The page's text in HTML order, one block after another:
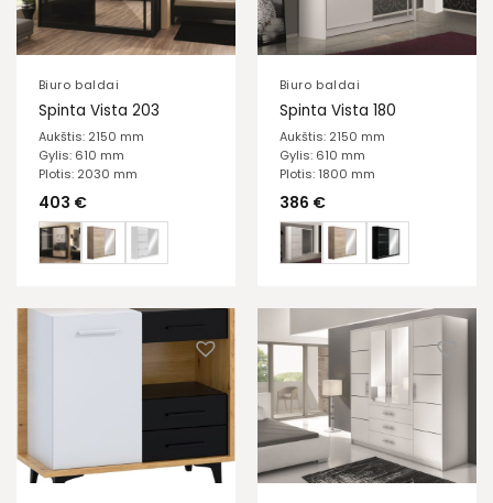
Biuro baldai
Spinta Vista 203
Aukštis: 2150 mm
Gylis: 610 mm
Plotis: 2030 mm
403 €
Biuro baldai
Spinta Vista 180
Aukštis: 2150 mm
Gylis: 610 mm
Plotis: 1800 mm
386 €